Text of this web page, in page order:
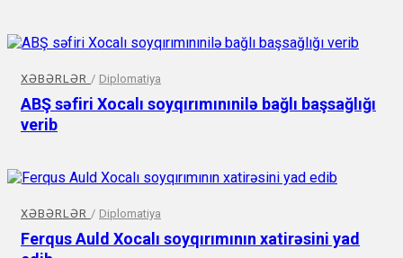
XƏBƏRLƏR / Diplomatiya
ABŞ səfiri Xocalı soyqırımınınilə bağlı başsağlığı
verib
XƏBƏRLƏR / Diplomatiya
Ferqus Auld Xocalı soyqırımının xatirəsini yad